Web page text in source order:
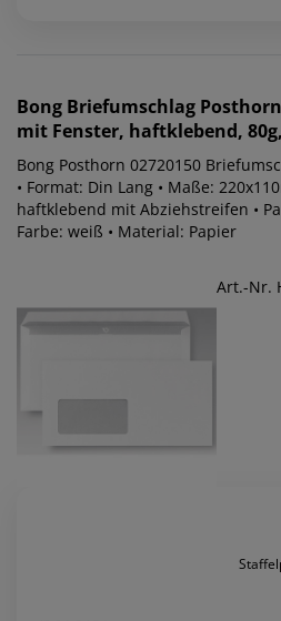
Bong Briefumschlag
mit Fenster, haftklebend,
Bong Posthorn 02720150
• Format: Din Lang • Maße:
haftklebend mit Abziehstreifen •
Farbe: weiß • Material: Papier
Art.-Nr.